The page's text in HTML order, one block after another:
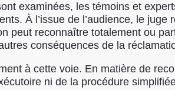
examinées, les témoins et
À l’issue de l’audience, le juge
peut reconnaître totalement ou
conséquences de la
à cette voie. En matière de
ni de la procédure